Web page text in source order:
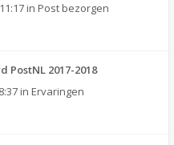
in Post bezorgen
2017-2018
in Ervaringen